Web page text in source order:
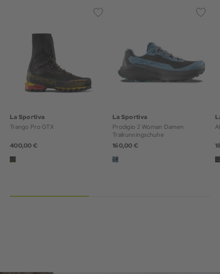
La Sportiva
Trango Pro GTX
400,00 €
La Sportiva
Prodigio 2 Woman Damen
Trailrunningschuhe
160,00 €